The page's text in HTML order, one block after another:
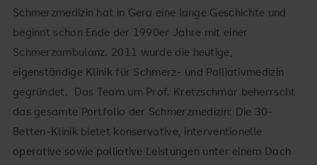
Schmerzmedizin hat in Gera eine lange Geschichte und
beginnt schon Ende der 1990er Jahre mit einer
Schmerzambulanz. 2011 wurde die heutige,
eigenständige Klinik für Schmerz- und Palliativmedizin
gegründet. Das Team um Prof. Kretzschmar beherrscht
das gesamte Portfolio der Schmerzmedizin: Die 30-
Betten-Klinik bietet konservative, interventionelle
operative sowie palliative Leistungen unter einem Dach